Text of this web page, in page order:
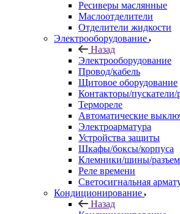
Ресиверы маслянные
Маслоотделители
Отделители жидкости
Электрооборудование
Назад
Электрооборудование
Провод/кабель
Щитовое оборудование
Контакторы/пускатели/
Термореле
Автоматические
Электроарматура
Устройства защиты
Шкафы/боксы/корпуса
Клемники/шины/
Реле времени
Светосигнальная
Кондиционирование
Назад